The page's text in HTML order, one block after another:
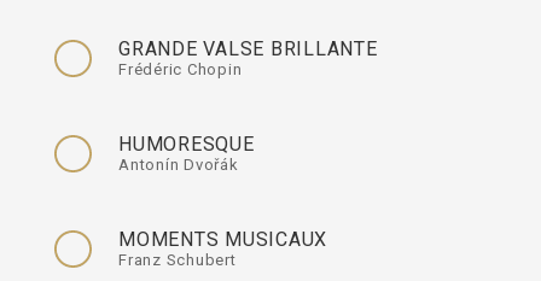
GRANDE VALSE BRILLANTE
Frédéric Chopin
HUMORESQUE
Antonín Dvořák
MOMENTS MUSICAUX
Franz Schubert